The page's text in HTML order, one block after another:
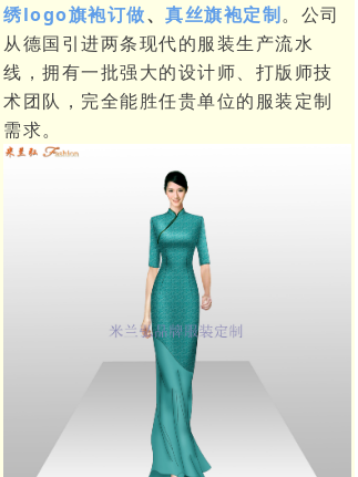
绣logo旗袍订做、 真丝旗袍定制。公司
从德国引进两条现代的服装生产流水
线，拥有一批强大的设计师、打版师技
术团队，完全能胜任贵单位的服装定制
需求。